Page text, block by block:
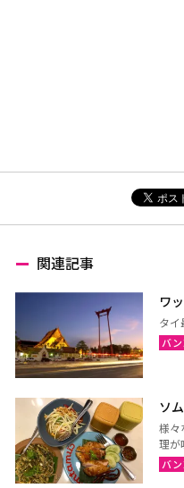
関連記事
ワ
タイ
バン
ソ
様々
理が
バン